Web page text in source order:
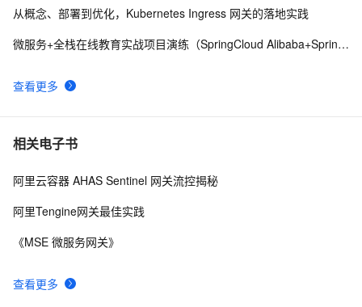
10Istio生态系统ON ASM（1）：在阿里云服务网格ASM中
查看更多
从概念、部署到优化，Kubernetes Ingress 网关的落地实践
微服务+全栈在线教育实战项目演练（SpringCloud Alibaba+SpringBoot）
相关电子书
查看更多
阿里云容器 AHAS Sentinel 网关流控揭秘
阿里Tengine网关最佳实践
《MSE 微服务网关》